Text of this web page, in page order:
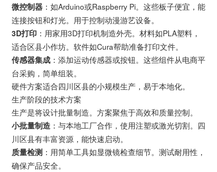
微控制器：如Arduino或Raspberry Pi。这些板子便宜，能
连接按钮和灯光。用于控制动漫游艺设备。
3D打印：用家用3D打印机制造外壳。材料如PLA塑料，
适合区县小作坊。软件如Cura帮助准备打印文件。
传感器集成：添加运动传感器或按钮。这些组件从电商平
台采购，简单组装。
硬件方案适合四川区县的小规模生产，易于本地化。
生产阶段的技术方案
生产是将设计批量制造。方案聚焦于高效和质量控制。
小批量制造：与本地工厂合作，使用注塑或激光切割。四
川区县有丰富资源，能快速启动。
质量检测：用简单工具如显微镜检查细节。测试耐用性，
确保产品安全。